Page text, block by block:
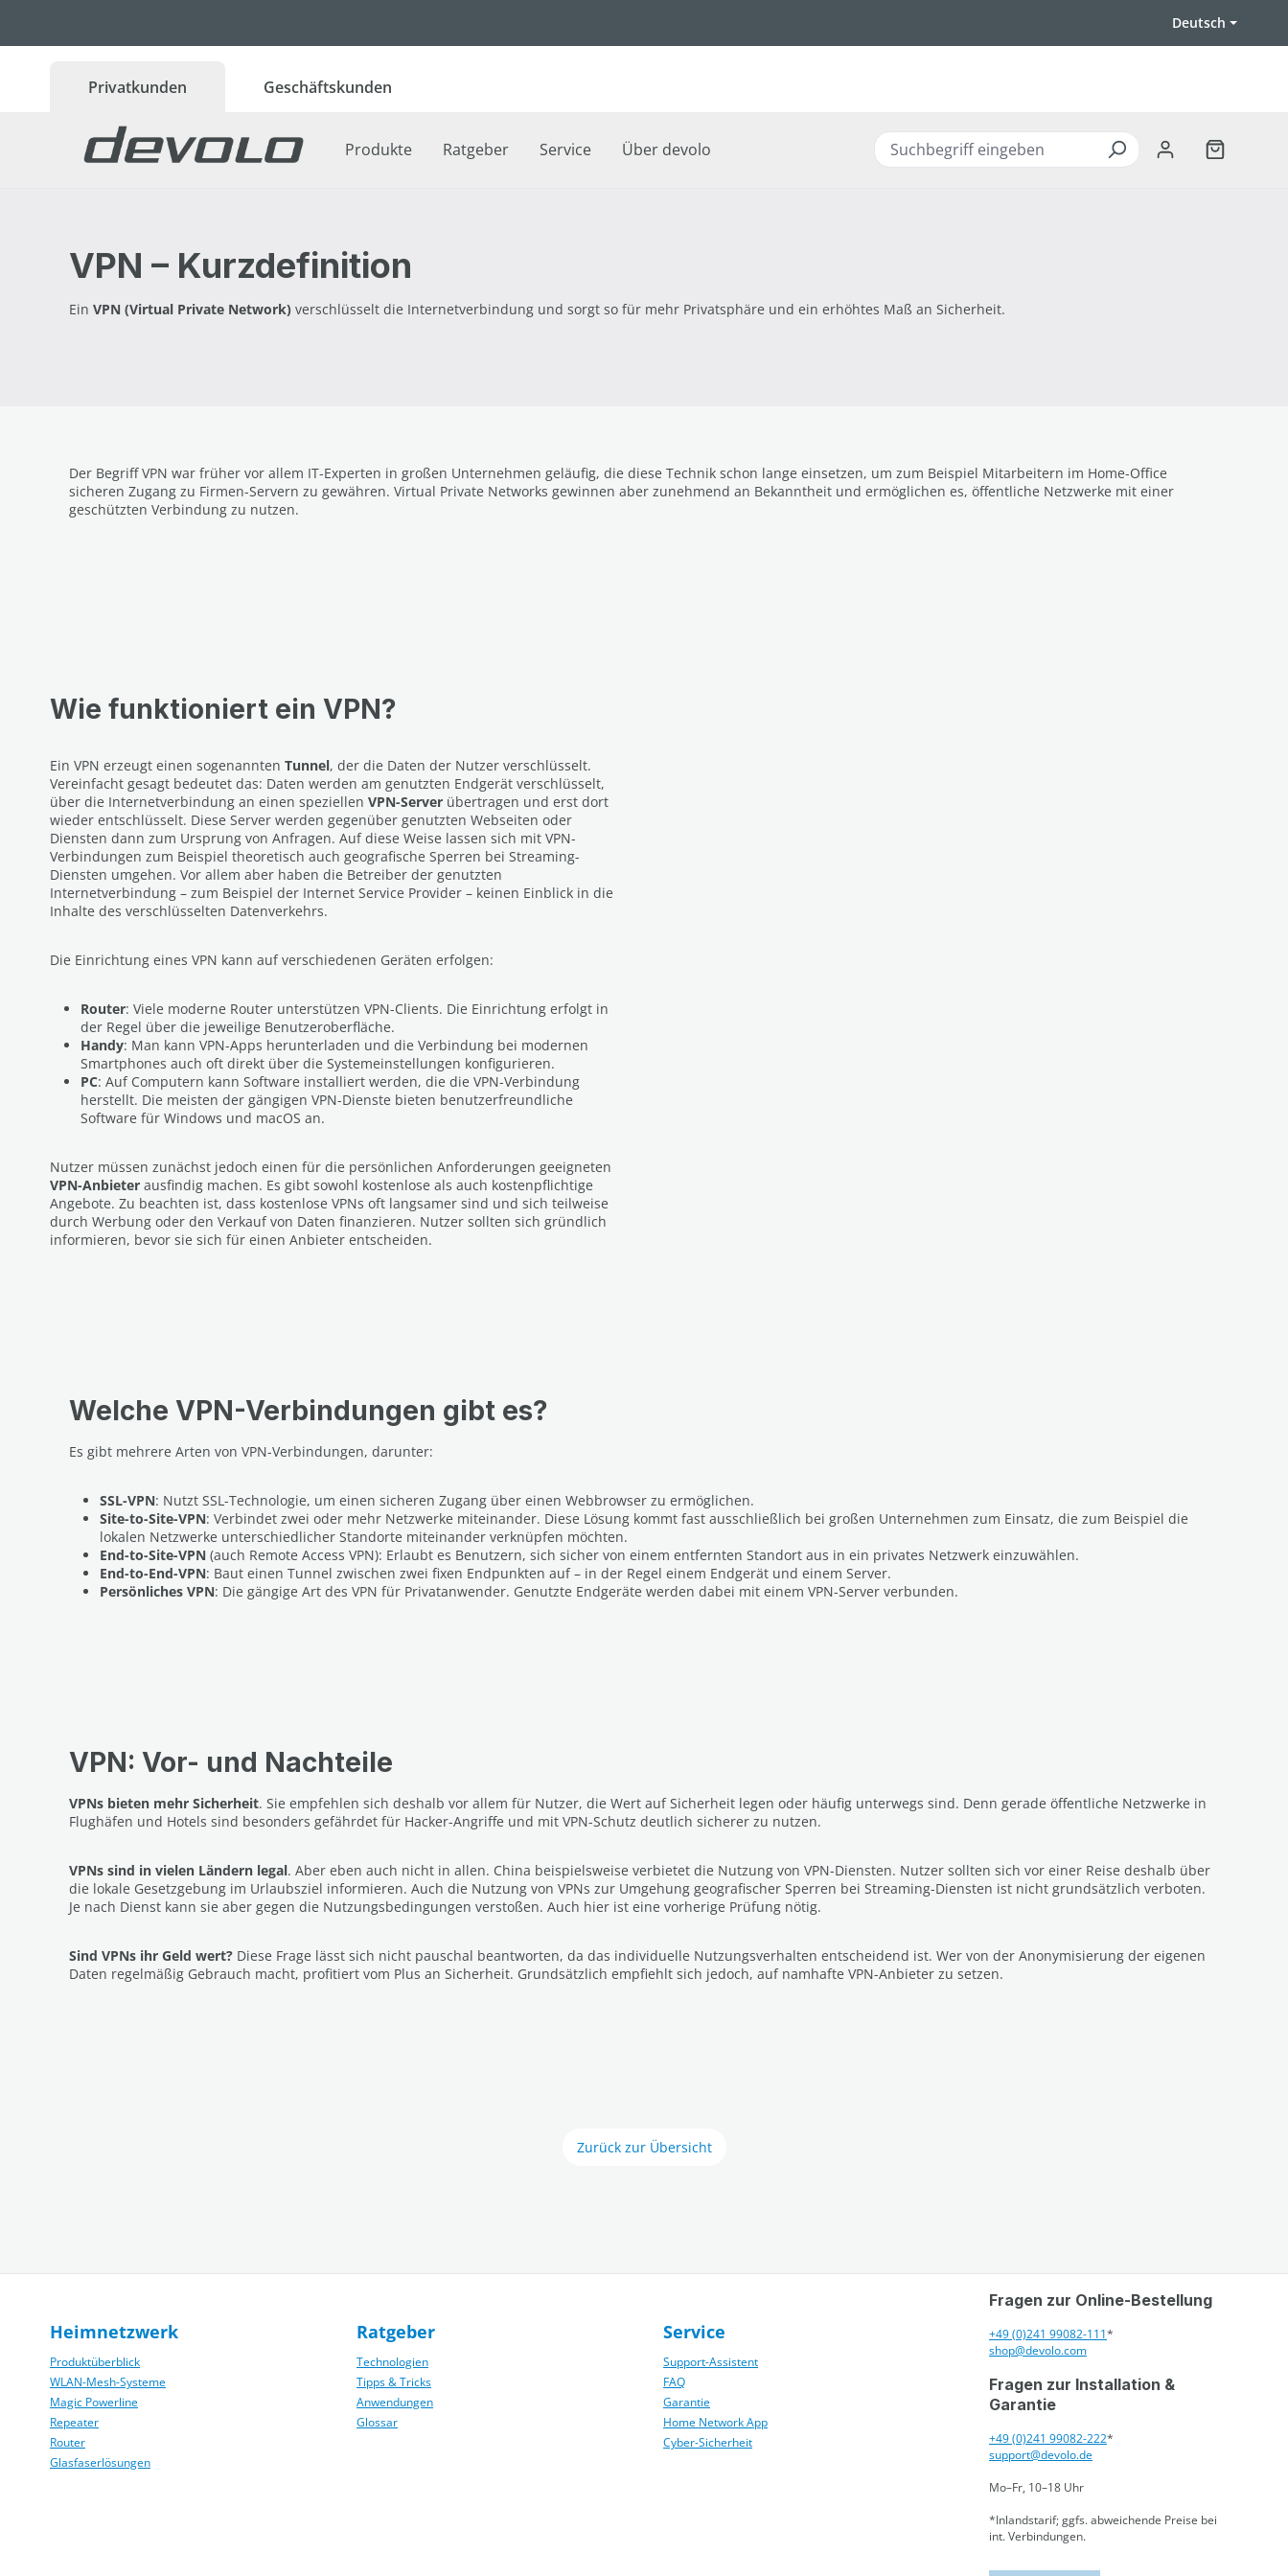
Deutsch
Privatkunden Geschäftskunden
Produkte Ratgeber Service Über devolo
VPN – Kurzdefinition
Ein VPN (Virtual Private Network) verschlüsselt die Internetverbindung und sorgt so für mehr Privatsphäre und ein erhöhtes Maß an Sicherheit.
Der Begriff VPN war früher vor allem IT-Experten in großen Unternehmen geläufig, die diese Technik schon lange einsetzen, um zum Beispiel Mitarbeitern im Home-Office
sicheren Zugang zu Firmen-Servern zu gewähren. Virtual Private Networks gewinnen aber zunehmend an Bekanntheit und ermöglichen es, öffentliche Netzwerke mit einer
geschützten Verbindung zu nutzen.
Wie funktioniert ein VPN?
Ein VPN erzeugt einen sogenannten Tunnel, der die Daten der Nutzer verschlüsselt.
Vereinfacht gesagt bedeutet das: Daten werden am genutzten Endgerät verschlüsselt,
über die Internetverbindung an einen speziellen VPN-Server übertragen und erst dort
wieder entschlüsselt. Diese Server werden gegenüber genutzten Webseiten oder
Diensten dann zum Ursprung von Anfragen. Auf diese Weise lassen sich mit VPN-
Verbindungen zum Beispiel theoretisch auch geografische Sperren bei Streaming-
Diensten umgehen. Vor allem aber haben die Betreiber der genutzten
Internetverbindung – zum Beispiel der Internet Service Provider – keinen Einblick in die
Inhalte des verschlüsselten Datenverkehrs.
Die Einrichtung eines VPN kann auf verschiedenen Geräten erfolgen:
Router: Viele moderne Router unterstützen VPN-Clients. Die Einrichtung erfolgt in
der Regel über die jeweilige Benutzeroberfläche.
Handy: Man kann VPN-Apps herunterladen und die Verbindung bei modernen
Smartphones auch oft direkt über die Systemeinstellungen konfigurieren.
PC: Auf Computern kann Software installiert werden, die die VPN-Verbindung
herstellt. Die meisten der gängigen VPN-Dienste bieten benutzerfreundliche
Software für Windows und macOS an.
Nutzer müssen zunächst jedoch einen für die persönlichen Anforderungen geeigneten
VPN-Anbieter ausfindig machen. Es gibt sowohl kostenlose als auch kostenpflichtige
Angebote. Zu beachten ist, dass kostenlose VPNs oft langsamer sind und sich teilweise
durch Werbung oder den Verkauf von Daten finanzieren. Nutzer sollten sich gründlich
informieren, bevor sie sich für einen Anbieter entscheiden.
Welche VPN-Verbindungen gibt es?
Es gibt mehrere Arten von VPN-Verbindungen, darunter:
SSL-VPN: Nutzt SSL-Technologie, um einen sicheren Zugang über einen Webbrowser zu ermöglichen.
Site-to-Site-VPN: Verbindet zwei oder mehr Netzwerke miteinander. Diese Lösung kommt fast ausschließlich bei großen Unternehmen zum Einsatz, die zum Beispiel die
lokalen Netzwerke unterschiedlicher Standorte miteinander verknüpfen möchten.
End-to-Site-VPN (auch Remote Access VPN): Erlaubt es Benutzern, sich sicher von einem entfernten Standort aus in ein privates Netzwerk einzuwählen.
End-to-End-VPN: Baut einen Tunnel zwischen zwei fixen Endpunkten auf – in der Regel einem Endgerät und einem Server.
Persönliches VPN: Die gängige Art des VPN für Privatanwender. Genutzte Endgeräte werden dabei mit einem VPN-Server verbunden.
VPN: Vor- und Nachteile
VPNs bieten mehr Sicherheit. Sie empfehlen sich deshalb vor allem für Nutzer, die Wert auf Sicherheit legen oder häufig unterwegs sind. Denn gerade öffentliche Netzwerke in
Flughäfen und Hotels sind besonders gefährdet für Hacker-Angriffe und mit VPN-Schutz deutlich sicherer zu nutzen.
VPNs sind in vielen Ländern legal. Aber eben auch nicht in allen. China beispielsweise verbietet die Nutzung von VPN-Diensten. Nutzer sollten sich vor einer Reise deshalb über
die lokale Gesetzgebung im Urlaubsziel informieren. Auch die Nutzung von VPNs zur Umgehung geografischer Sperren bei Streaming-Diensten ist nicht grundsätzlich verboten.
Je nach Dienst kann sie aber gegen die Nutzungsbedingungen verstoßen. Auch hier ist eine vorherige Prüfung nötig.
Sind VPNs ihr Geld wert? Diese Frage lässt sich nicht pauschal beantworten, da das individuelle Nutzungsverhalten entscheidend ist. Wer von der Anonymisierung der eigenen
Daten regelmäßig Gebrauch macht, profitiert vom Plus an Sicherheit. Grundsätzlich empfiehlt sich jedoch, auf namhafte VPN-Anbieter zu setzen.
Zurück zur Übersicht
Heimnetzwerk
Produktüberblick
WLAN-Mesh-Systeme
Magic Powerline
Repeater
Router
Glasfaserlösungen
Ratgeber
Technologien
Tipps & Tricks
Anwendungen
Glossar
Service
Support-Assistent
FAQ
Garantie
Home Network App
Cyber-Sicherheit
Fragen zur Online-Bestellung
+49 (0)241 99082-111*
shop@devolo.com
Fragen zur Installation &
Garantie
+49 (0)241 99082-222*
support@devolo.de
Mo–Fr, 10–18 Uhr
*Inlandstarif; ggfs. abweichende Preise bei
int. Verbindungen.